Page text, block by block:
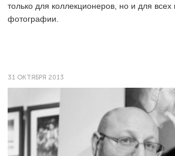
только для коллекционеров, но и для всех
фотографии.
31 ОКТЯБРЯ 2013